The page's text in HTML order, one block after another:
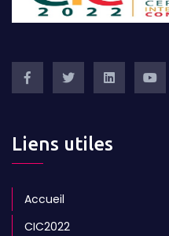
Liens utiles
Accueil
CIC2022